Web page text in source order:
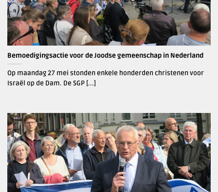
Bemoedigingsactie voor de Joodse gemeenschap in Nederland
Op maandag 27 mei stonden enkele honderden christenen voor
Israël op de Dam. De SGP [...]